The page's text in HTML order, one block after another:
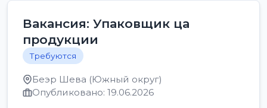
Вакансия: Упаковщик ца
продукции
Требуются
Беэр Шева (Южный округ)
Опубликовано: 19.06.2026